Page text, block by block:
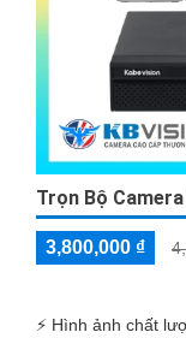
Trọn Bộ
3,800,000 ₫
️⚡ Hình ảnh chất